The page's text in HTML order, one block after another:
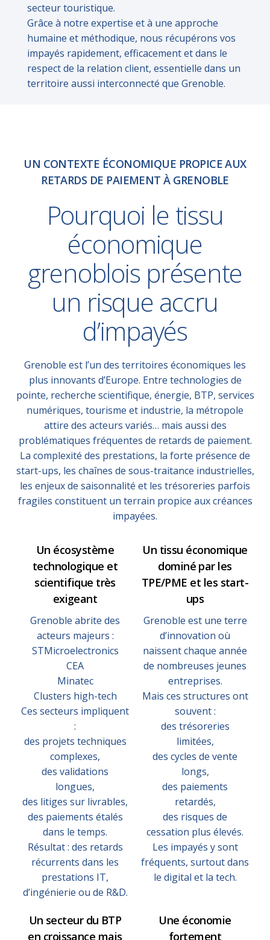
secteur touristique.
Grâce à notre expertise et à une approche
humaine et méthodique, nous récupérons vos
impayés rapidement, efficacement et dans le
respect de la relation client, essentielle dans un
territoire aussi interconnecté que Grenoble.
UN CONTEXTE ÉCONOMIQUE PROPICE AUX
RETARDS DE PAIEMENT À GRENOBLE
Pourquoi le tissu
économique
grenoblois présente
un risque accru
d’impayés
Grenoble est l’un des territoires économiques les
plus innovants d’Europe. Entre technologies de
pointe, recherche scientifique, énergie, BTP, services
numériques, tourisme et industrie, la métropole
attire des acteurs variés… mais aussi des
problématiques fréquentes de retards de paiement.
La complexité des prestations, la forte présence de
start-ups, les chaînes de sous-traitance industrielles,
les enjeux de saisonnalité et les trésoreries parfois
fragiles constituent un terrain propice aux créances
impayées.
Un écosystème
technologique et
scientifique très
exigeant
Grenoble abrite des
acteurs majeurs :
STMicroelectronics
CEA
Minatec
Clusters high-tech
Ces secteurs impliquent
:
des projets techniques
complexes,
des validations
longues,
des litiges sur livrables,
des paiements étalés
dans le temps.
Résultat : des retards
récurrents dans les
prestations IT,
d’ingénierie ou de R&D.
Un tissu économique
dominé par les
TPE/PME et les start-
ups
Grenoble est une terre
d’innovation où
naissent chaque année
de nombreuses jeunes
entreprises.
Mais ces structures ont
souvent :
des trésoreries
limitées,
des cycles de vente
longs,
des paiements
retardés,
des risques de
cessation plus élevés.
Les impayés y sont
fréquents, surtout dans
le digital et la tech.
Un secteur du BTP
en croissance mais
Une économie
fortement